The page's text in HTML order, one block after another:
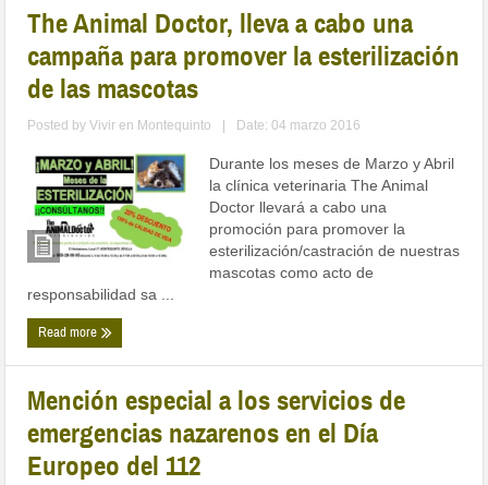
The Animal Doctor, lleva a cabo una
campaña para promover la esterilización
de las mascotas
Posted byVivir en Montequinto Date: 04 marzo 2016
Durante los meses de Marzo y Abril
la clínica veterinaria The Animal
Doctor llevará a cabo una
promoción para promover la
esterilización/castración de nuestras
mascotas como acto de
responsabilidad sa ...
Read more
Mención especial a los servicios de
emergencias nazarenos en el Día
Europeo del 112